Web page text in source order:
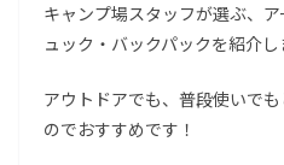
キャンプ場スタッフが選ぶ、
ュック・バックパックを紹介し
アウトドアでも、普段使いで
のでおすすめです！